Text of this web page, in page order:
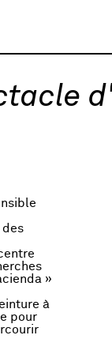
»
à
pour